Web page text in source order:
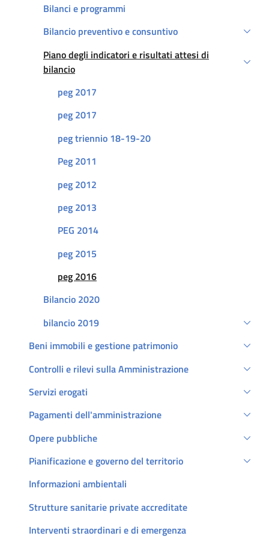
Bilanci e programmi
Bilancio preventivo e consuntivo
Piano degli indicatori e risultati attesi di
bilancio
Attivo
peg 2017
peg 2017
peg triennio 18-19-20
Peg 2011
peg 2012
peg 2013
PEG 2014
peg 2015
peg 2016
Bilancio 2020
bilancio 2019
Beni immobili e gestione patrimonio
Controlli e rilevi sulla Amministrazione
Servizi erogati
Pagamenti dell'amministrazione
Opere pubbliche
Pianificazione e governo del territorio
Informazioni ambientali
Strutture sanitarie private accreditate
Interventi straordinari e di emergenza